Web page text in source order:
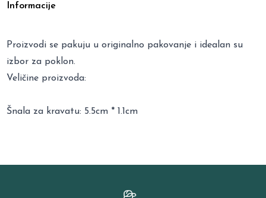
Informacije
Proizvodi se pakuju u originalno pakovanje i idealan su
izbor za poklon.
Veličine proizvoda:
Šnala za kravatu: 5.5cm * 1.1cm